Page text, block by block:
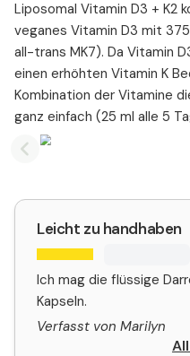
Liposomal Vitamin D3 + K2
veganes Vitamin D3 mit
all-trans MK7). Da Vitamin
einen erhöhten Vitamin K
Kombination der Vitamine
ganz einfach (25 ml alle 5
Previous slide
Leicht zu handhaben
Ich mag die flüssige
Kapseln.
Verfasst von Marilyn